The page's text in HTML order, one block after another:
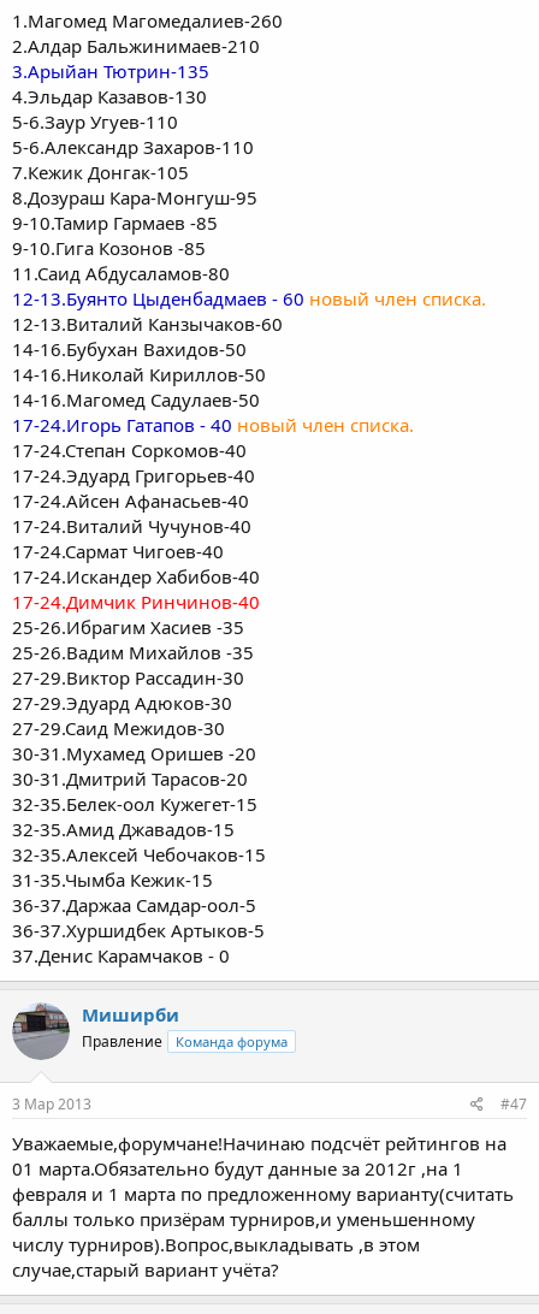
1.Магомед Магомедалиев-260
2.Алдар Бальжинимаев-210
3.Арыйан Тютрин-135
4.Эльдар Казавов-130
5-6.Заур Угуев-110
5-6.Александр Захаров-110
7.Кежик Донгак-105
8.Дозураш Кара-Монгуш-95
9-10.Тамир Гармаев -85
9-10.Гига Козонов -85
11.Саид Абдусаламов-80
12-13.Буянто Цыденбадмаев - 60 новый член списка.
12-13.Виталий Канзычаков-60
14-16.Бубухан Вахидов-50
14-16.Николай Кириллов-50
14-16.Магомед Садулаев-50
17-24.Игорь Гатапов - 40 новый член списка.
17-24.Степан Соркомов-40
17-24.Эдуард Григорьев-40
17-24.Айсен Афанасьев-40
17-24.Виталий Чучунов-40
17-24.Сармат Чигоев-40
17-24.Искандер Хабибов-40
17-24.Димчик Ринчинов-40
25-26.Ибрагим Хасиев -35
25-26.Вадим Михайлов -35
27-29.Виктор Рассадин-30
27-29.Эдуард Адюков-30
27-29.Саид Межидов-30
30-31.Мухамед Оришев -20
30-31.Дмитрий Тарасов-20
32-35.Белек-оол Кужегет-15
32-35.Амид Джавадов-15
32-35.Алексей Чебочаков-15
31-35.Чымба Кежик-15
36-37.Даржаа Самдар-оол-5
36-37.Хуршидбек Артыков-5
37.Денис Карамчаков - 0
Миширби
Правление Команда форума
3 Мар 2013 #47
Уважаемые,форумчане!Начинаю подсчёт рейтингов на
01 марта.Обязательно будут данные за 2012г ,на 1
февраля и 1 марта по предложенному варианту(считать
баллы только призёрам турниров,и уменьшенному
числу турниров).Вопрос,выкладывать ,в этом
случае,старый вариант учёта?